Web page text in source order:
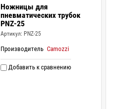
Ножницы для
пневматических трубок
PNZ-25
Артикул: PNZ-25
Добавить к сравнению
Производитель Camozzi